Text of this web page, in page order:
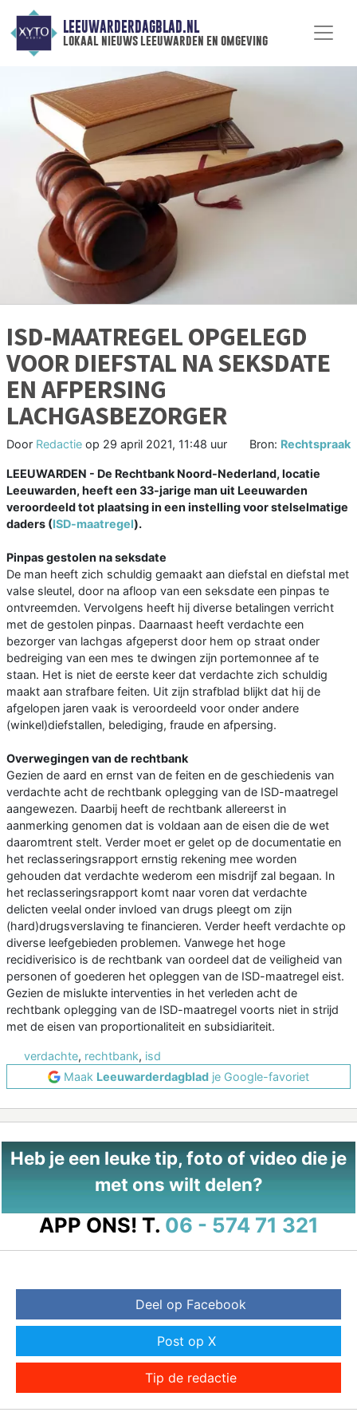
LEEUWARDERDAGBLAD.NL
lokaal nieuws leeuwarden en omgeving
ISD-MAATREGEL OPGELEGD
VOOR DIEFSTAL NA SEKSDATE
EN AFPERSING
LACHGASBEZORGER
Door Redactie op 29 april 2021, 11:48 uur Bron: Rechtspraak
LEEUWARDEN - De Rechtbank Noord-Nederland, locatie
Leeuwarden, heeft een 33-jarige man uit Leeuwarden
veroordeeld tot plaatsing in een instelling voor stelselmatige
daders (ISD-maatregel).
Pinpas gestolen na seksdate
De man heeft zich schuldig gemaakt aan diefstal en diefstal met
valse sleutel, door na afloop van een seksdate een pinpas te
ontvreemden. Vervolgens heeft hij diverse betalingen verricht
met de gestolen pinpas. Daarnaast heeft verdachte een
bezorger van lachgas afgeperst door hem op straat onder
bedreiging van een mes te dwingen zijn portemonnee af te
staan. Het is niet de eerste keer dat verdachte zich schuldig
maakt aan strafbare feiten. Uit zijn strafblad blijkt dat hij de
afgelopen jaren vaak is veroordeeld voor onder andere
(winkel)diefstallen, belediging, fraude en afpersing.
Overwegingen van de rechtbank
Gezien de aard en ernst van de feiten en de geschiedenis van
verdachte acht de rechtbank oplegging van de ISD-maatregel
aangewezen. Daarbij heeft de rechtbank allereerst in
aanmerking genomen dat is voldaan aan de eisen die de wet
daaromtrent stelt. Verder moet er gelet op de documentatie en
het reclasseringsrapport ernstig rekening mee worden
gehouden dat verdachte wederom een misdrijf zal begaan. In
het reclasseringsrapport komt naar voren dat verdachte
delicten veelal onder invloed van drugs pleegt om zijn
(hard)drugsverslaving te financieren. Verder heeft verdachte op
diverse leefgebieden problemen. Vanwege het hoge
recidiverisico is de rechtbank van oordeel dat de veiligheid van
personen of goederen het opleggen van de ISD-maatregel eist.
Gezien de mislukte interventies in het verleden acht de
rechtbank oplegging van de ISD-maatregel voorts niet in strijd
met de eisen van proportionaliteit en subsidiariteit.
verdachte, rechtbank, isd
Maak Leeuwarderdagblad je Google-favoriet
Heb je een leuke tip, foto of video die je
met ons wilt delen?
APP ONS! T. 06 - 574 71 321
Deel op Facebook
Post op X
Tip de redactie